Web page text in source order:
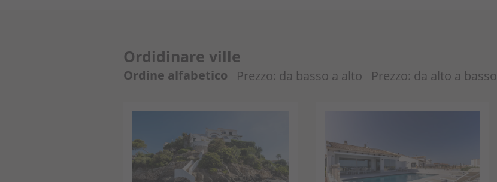
Ordidinare ville
Ordine alfabetico Prezzo: da basso a alto Prezzo: da alto a basso